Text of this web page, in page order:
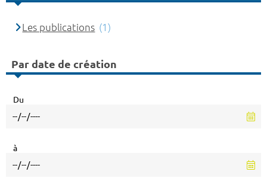
Les publications (1)
Par date de création
Du
à